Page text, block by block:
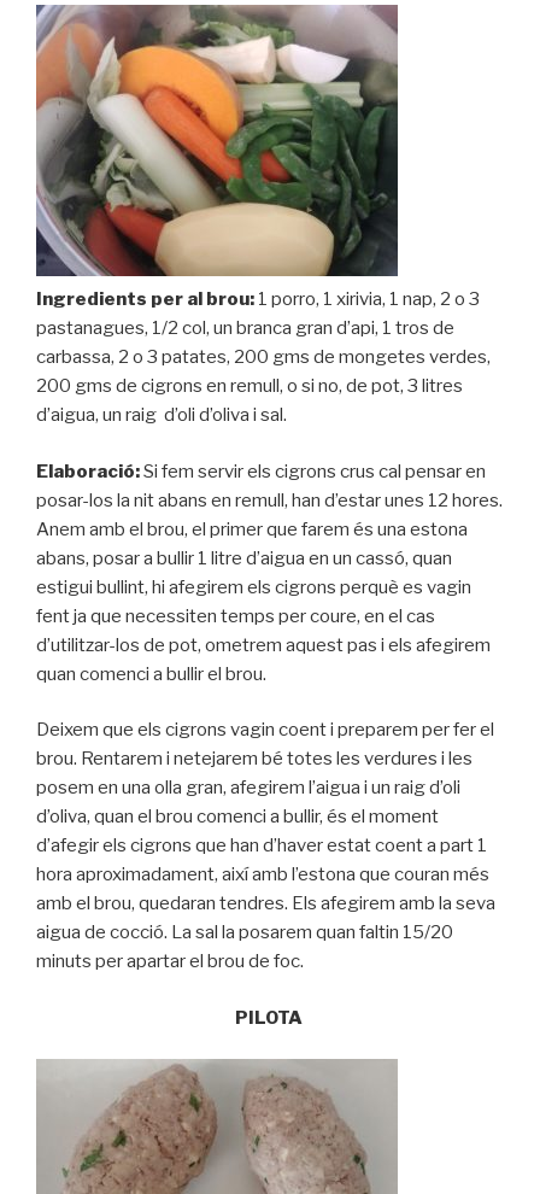
Ingredients per al brou: 1 porro, 1 xirivia, 1 nap, 2 o 3
pastanagues, 1/2 col, un branca gran d’api, 1 tros de
carbassa, 2 o 3 patates, 200 gms de mongetes verdes,
200 gms de cigrons en remull, o si no, de pot, 3 litres
d’aigua, un raig d’oli d’oliva i sal.
Elaboració:Si fem servir els cigrons crus cal pensar en
posar-los la nit abans en remull, han d’estar unes 12 hores.
Anem amb el brou, el primer que farem és una estona
abans, posar a bullir 1 litre d’aigua en un cassó, quan
estigui bullint, hi afegirem els cigrons perquè es vagin
fent ja que necessiten temps per coure, en el cas
d’utilitzar-los de pot, ometrem aquest pas i els afegirem
quan comenci a bullir el brou.
Deixem que els cigrons vagin coent i preparem per fer el
brou. Rentarem i netejarem bé totes les verdures i les
posem en una olla gran, afegirem l’aigua i un raig d’oli
d’oliva, quan el brou comenci a bullir, és el moment
d’afegir els cigrons que han d’haver estat coent a part 1
hora aproximadament, així amb l’estona que couran més
amb el brou, quedaran tendres. Els afegirem amb la seva
aigua de cocció. La sal la posarem quan faltin 15/20
minuts per apartar el brou de foc.
PILOTA